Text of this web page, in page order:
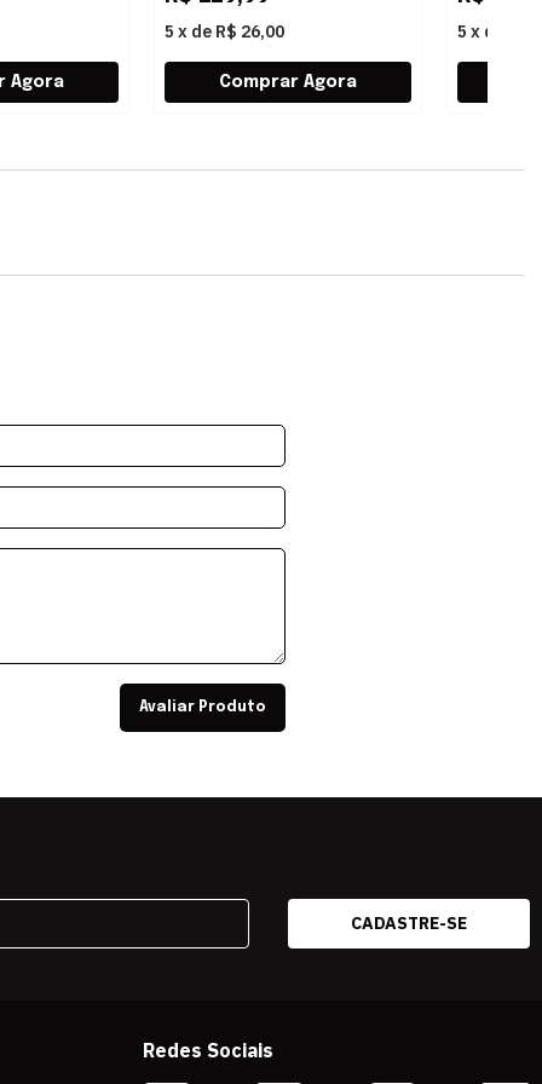
5 x de R$ 26,00 5 x de
Avaliar Produto
Redes Sociais